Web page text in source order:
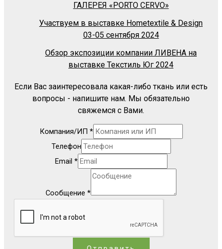
ГАЛЕРЕЯ «PORTO CERVO»
Участвуем в выставке Hometextile & Design
03-05 сентября 2024
Обзор экспозиции компании ЛИВЕНА на
выставке Текстиль Юг 2024
Если Вас заинтересовала какая-либо ткань или есть
вопросы - напишите нам. Мы обязательно
свяжемся с Вами.
Компания/ИП *
Телефон
Email *
Сообщение *